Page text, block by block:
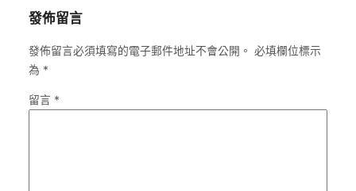
發佈留言
發佈留言必須填寫的電子郵件地址不會公開。 必填欄位標示
為 *
留言 *